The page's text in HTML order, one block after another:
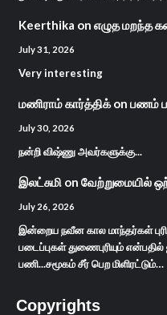
Keerthika on எழுத மறந்த
July 31, 2026
Very interesting
மணிராம் கார்த்திக்on பணம்
July 30, 2026
நன்றி விஷ்ணு அவர்களுக்கு...
இலட்சுமி on வேற்றுமையில்
July 26, 2026
இன்றைய நவீன கால மாந்தர்கள்
படைப்புகள் துணைபுரியும்
பணி...சமூகம் சீர் பெற மிளிரட்டும்…
Copyrights